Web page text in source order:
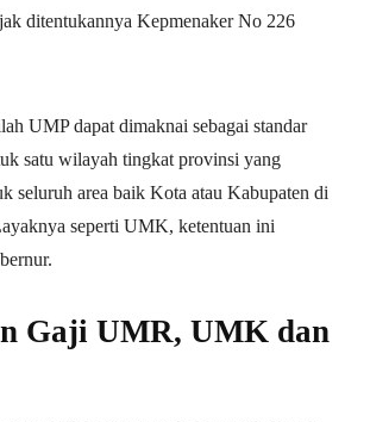
ditentukannya Kepmenaker No 226
UMP dapat dimaknai sebagai standar
satu wilayah tingkat provinsi yang
seluruh area baik Kota atau Kabupaten di
seperti UMK, ketentuan ini
Gaji UMR, UMK dan